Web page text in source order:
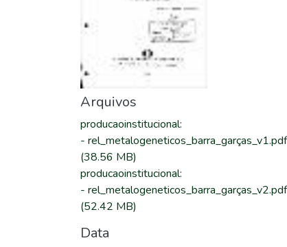
Arquivos
producaoinstitucional:
- rel_metalogeneticos_barra_garças_v1.pdf
(38.56 MB)
producaoinstitucional:
- rel_metalogeneticos_barra_garças_v2.pdf
(52.42 MB)
Data